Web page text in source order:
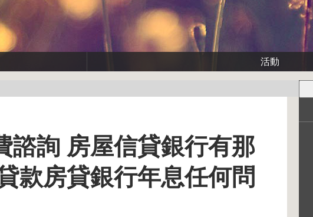
活動
諮詢 房屋信貸銀行有那
款房貸銀行年息任何問